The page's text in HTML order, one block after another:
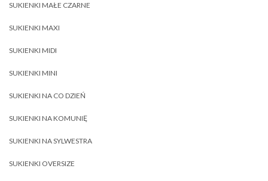
SUKIENKI MAŁE CZARNE
SUKIENKI MAXI
SUKIENKI MIDI
SUKIENKI MINI
SUKIENKI NA CO DZIEŃ
SUKIENKI NA KOMUNIĘ
SUKIENKI NA SYLWESTRA
SUKIENKI OVERSIZE